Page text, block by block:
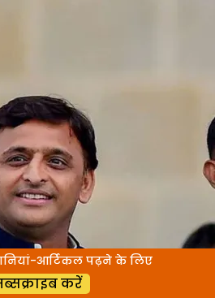
आर्टिकल पढ़ने के लिए
करें